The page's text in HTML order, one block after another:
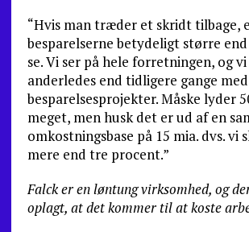
“Hvis man træder et skridt tilbage,
besparelserne betydeligt større
se. Vi ser på hele forretningen, og
anderledes end tidligere gange med
besparelsesprojekter. Måske lyder
meget, men husk det er ud af en
omkostningsbase på 15 mia. dvs. vi
mere end tre procent.”
Falck er en løntung virksomhed, og
oplagt, at det kommer til at koste